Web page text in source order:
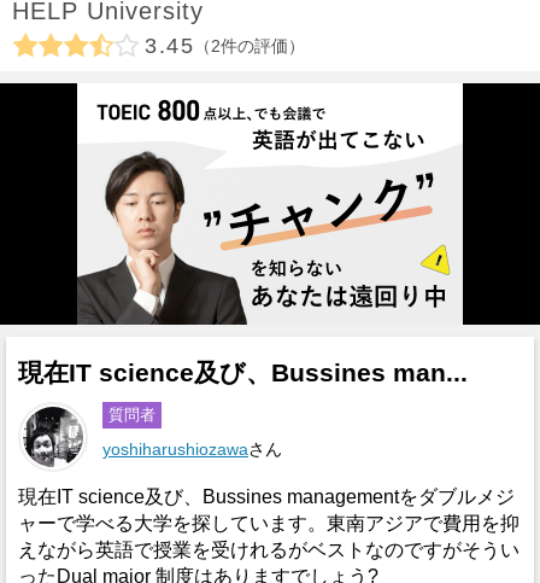
HELP University
3.45 2件の評価
現在IT science及び、Bussines man...
質問者
yoshiharushiozawaさん
現在IT science及び、Bussines managementをダブルメジ
ャーで学べる大学を探しています。東南アジアで費用を抑
えながら英語で授業を受けれるがベストなのですがそうい
ったDual major 制度はありますでしょう?